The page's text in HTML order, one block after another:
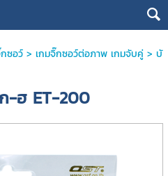
ซอว์ > เกมจิ๊กซอว์ต่อภาพ เกมจับคู่> บั
-ฮ ET-200